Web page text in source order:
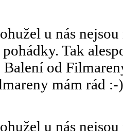
u nás
Tak
od
mám rád :-)
u nás